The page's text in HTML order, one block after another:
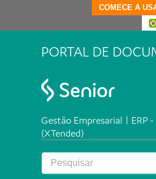
COMECE A
PORTAL DE
Gestão Empresarial | ERP
(XTended)